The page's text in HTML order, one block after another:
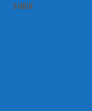
SIBER